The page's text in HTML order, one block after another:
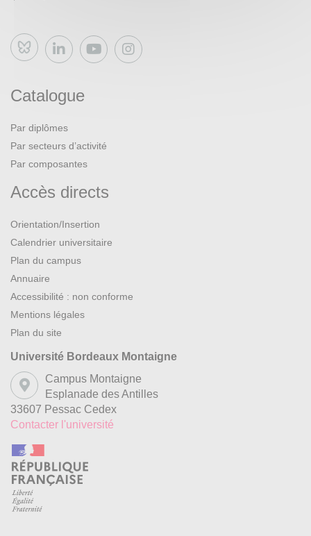
Dans le commentaire de traduction, on pourra expliciter la
c’est-à-dire qu’il s’organise autour de quelques points
importants, de problèmes repérés au cours de la lecture et
Bluesky
Catalogue
Par diplômes
Par secteurs d’activité
Par composantes
Accès directs
Orientation/Insertion
Calendrier universitaire
Plan du campus
Annuaire
Accessibilité : non conforme
Mentions légales
Plan du site
Université Bordeaux Montaigne
Campus Montaigne
Esplanade des Antilles
33607 Pessac Cedex
Contacter l'université